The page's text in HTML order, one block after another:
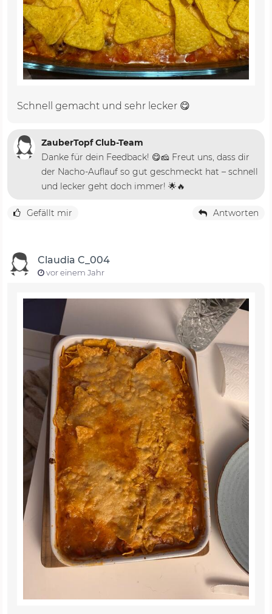
Schnell gemacht und sehr lecker 😋
ZauberTopf Club-Team
Danke für dein Feedback! 😋🧀 Freut uns, dass dir
der Nacho-Auflauf so gut geschmeckt hat – schnell
und lecker geht doch immer! 🌟🔥
Gefällt mir Antworten
Claudia C_004
vor einem Jahr